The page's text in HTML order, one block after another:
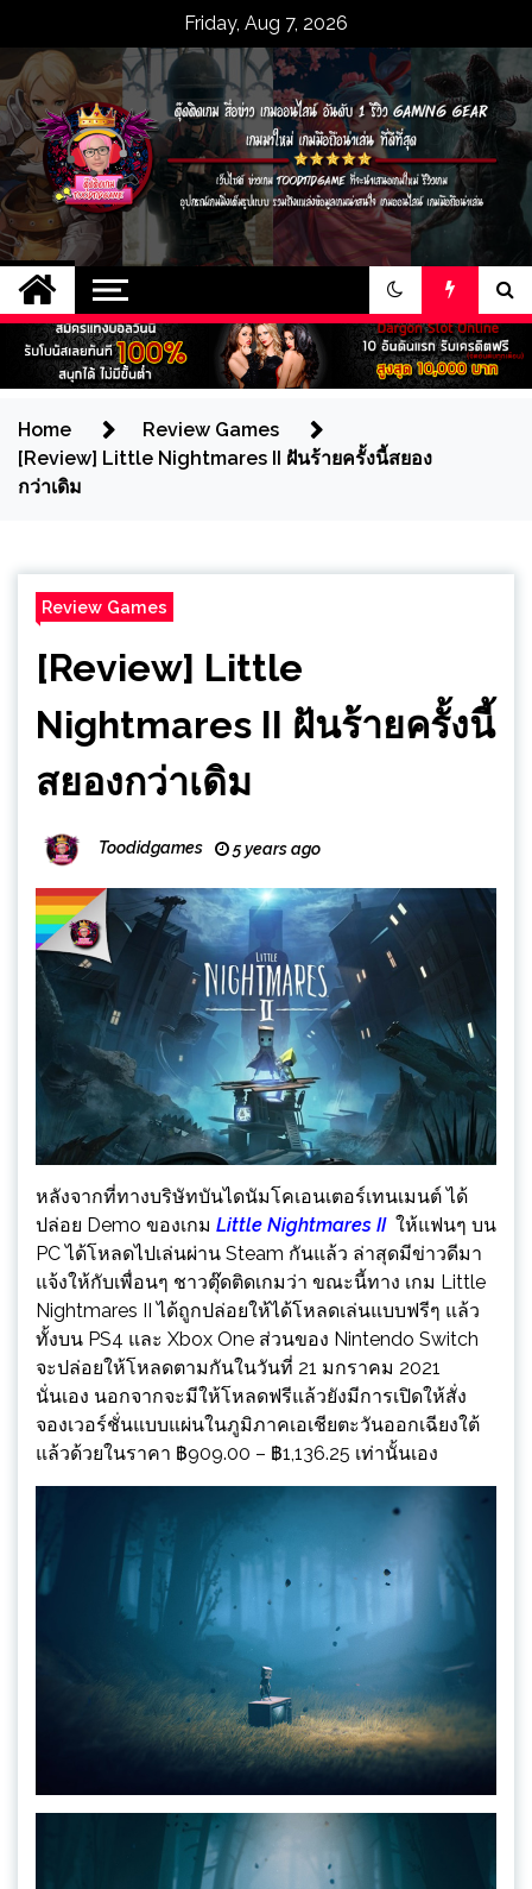
content
Friday, Aug 7, 2026
ตุ๊ดติดเกม สื่อข่าว
เกมออนไลน์ อันดับ 1
รีวิว gaming gear
เกมมาใหม่ เกมมือถือ
เว็บไซต์ ข่าวเกม toodtidgame ที่จะนำ
เสนอเกมใหม่ รีวิวเกม อุปกรณ์เกมมิ่งเต็ม
รูปแบบ รวมถึงแหล่งข้อมูลเกมน่าสนใจ
เกมออนไลน์ เกมมือถือน่าเล่น
Home
Review Games
[Review] Little Nightmares II ฝันร้ายครั้งนี้สยอง
กว่าเดิม
Review Games
[Review] Little
Nightmares II ฝันร้ายครั้งนี้
สยองกว่าเดิม
Toodidgames 5 years ago
หลังจากที่ทางบริษัทบันไดนัมโคเอนเตอร์เทนเมนต์ ได้
ปล่อย Demo ของเกม Little Nightmares II ให้แฟนๆ บน
PC ได้โหลดไปเล่นผ่าน Steam กันแล้ว ล่าสุดมีข่าวดีมา
แจ้งให้กับเพื่อนๆ ชาวตุ๊ดติดเกมว่า ขณะนี้ทาง เกม Little
Nightmares II ได้ถูกปล่อยให้ได้โหลดเล่นแบบฟรีๆ แล้ว
ทั้งบน PS4 และ Xbox One ส่วนของ Nintendo Switch
จะปล่อยให้โหลดตามกันในวันที่ 21 มกราคม 2021
นั่นเอง นอกจากจะมีให้โหลดฟรีแล้วยังมีการเปิดให้สั่ง
จองเวอร์ชั่นแบบแผ่นในภูมิภาคเอเชียตะวันออกเฉียงใต้
แล้วด้วยในราคา ฿909.00 – ฿1,136.25 เท่านั้นเอง